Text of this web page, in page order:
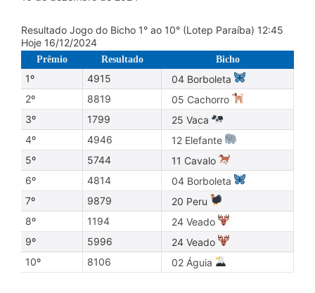
Resultado Jogo do Bicho 1° ao 10° (Lotep Paraíba) 12:45
Hoje 16/12/2024
Prêmio Resultado Bicho
1º 4915
04 Borboleta
2º
8819
05 Cachorro
3º
1799
25 Vaca
4º
4946
12 Elefante
5º
5744
11 Cavalo
6º
4814
04 Borboleta
7º
9879
20 Peru
8º
1194
24 Veado
9º
5996
24 Veado
10º
8106 02 Águia